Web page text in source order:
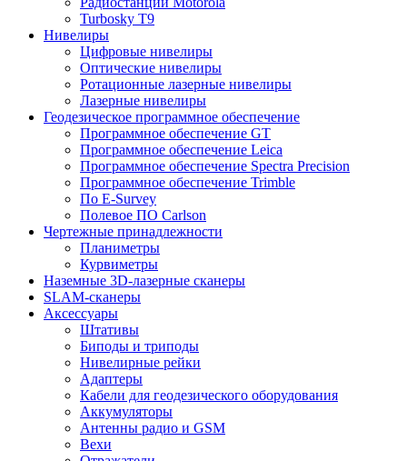
Turbosky T9
Нивелиры
Цифровые нивелиры
Оптические нивелиры
Ротационные лазерные нивелиры
Лазерные нивелиры
Геодезическое программное обеспечение
Программное обеспечение GT
Программное обеспечение Leica
Программное обеспечение Spectra Precision
Программное обеспечение Trimble
По E-Survey
Полевое ПО Carlson
Чертежные принадлежности
Планиметры
Курвиметры
Наземные 3D-лазерные сканеры
SLAM-сканеры
Аксессуары
Штативы
Биподы и триподы
Нивелирные рейки
Адаптеры
Кабели для геодезического оборудования
Аккумуляторы
Антенны радио и GSM
Вехи